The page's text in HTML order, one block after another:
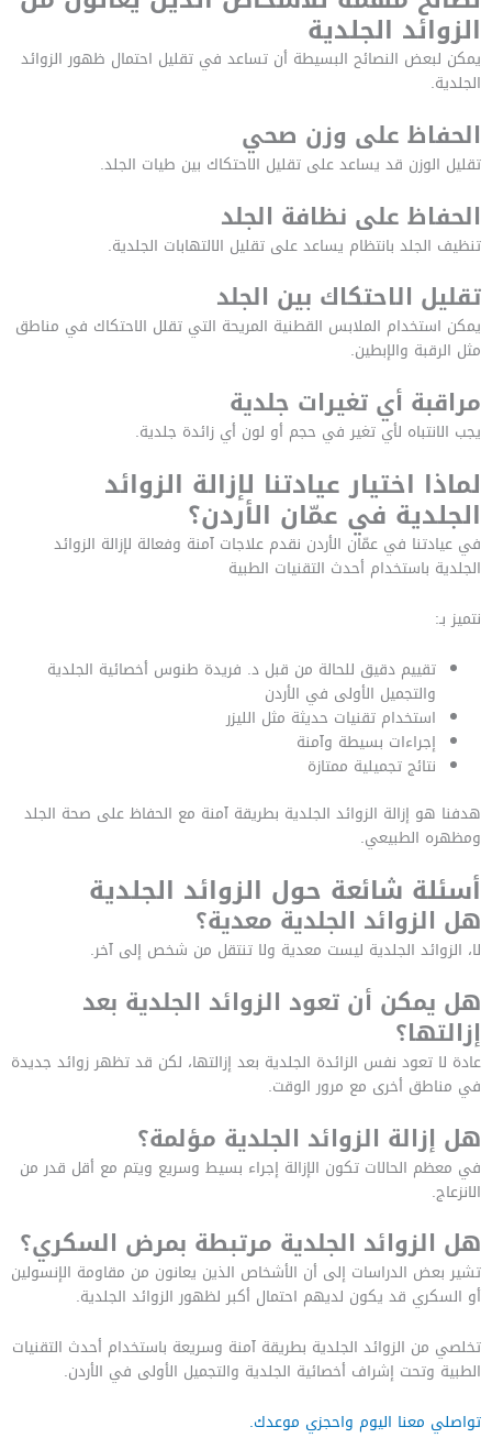
الزوائد الجلدية
يمكن لبعض النصائح البسيطة أن تساعد في تقليل احتمال ظهور الزوائد
الجلدية.
الحفاظ على وزن صحي
تقليل الوزن قد يساعد على تقليل الاحتكاك بين طيات الجلد.
الحفاظ على نظافة الجلد
تنظيف الجلد بانتظام يساعد على تقليل الالتهابات الجلدية.
تقليل الاحتكاك بين الجلد
يمكن استخدام الملابس القطنية المريحة التي تقلل الاحتكاك في مناطق
مثل الرقبة والإبطين.
مراقبة أي تغيرات جلدية
يجب الانتباه لأي تغير في حجم أو لون أي زائدة جلدية.
لماذا اختيار عيادتنا لإزالة الزوائد
الجلدية في عمّان الأردن؟
في عيادتنا في عمّان الأردن نقدم علاجات آمنة وفعالة لإزالة الزوائد
الجلدية باستخدام أحدث التقنيات الطبية
نتميز بـ:
تقييم دقيق للحالة من قبل د. فريدة طنوس أخصائية الجلدية
والتجميل الأولى في الأردن
استخدام تقنيات حديثة مثل الليزر
إجراءات بسيطة وآمنة
نتائج تجميلية ممتازة
هدفنا هو إزالة الزوائد الجلدية بطريقة آمنة مع الحفاظ على صحة الجلد
ومظهره الطبيعي.
أسئلة شائعة حول الزوائد الجلدية
هل الزوائد الجلدية معدية؟
لا، الزوائد الجلدية ليست معدية ولا تنتقل من شخص إلى آخر.
هل يمكن أن تعود الزوائد الجلدية بعد
إزالتها؟
عادة لا تعود نفس الزائدة الجلدية بعد إزالتها، لكن قد تظهر زوائد جديدة
في مناطق أخرى مع مرور الوقت.
هل إزالة الزوائد الجلدية مؤلمة؟
في معظم الحالات تكون الإزالة إجراء بسيط وسريع ويتم مع أقل قدر من
الانزعاج.
هل الزوائد الجلدية مرتبطة بمرض السكري؟
تشير بعض الدراسات إلى أن الأشخاص الذين يعانون من مقاومة الإنسولين
أو السكري قد يكون لديهم احتمال أكبر لظهور الزوائد الجلدية.
تخلصي من الزوائد الجلدية بطريقة آمنة وسريعة باستخدام أحدث التقنيات
الطبية وتحت إشراف أخصائية الجلدية والتجميل الأولى في الأردن.
تواصلي معنا اليوم واحجزي موعدك.